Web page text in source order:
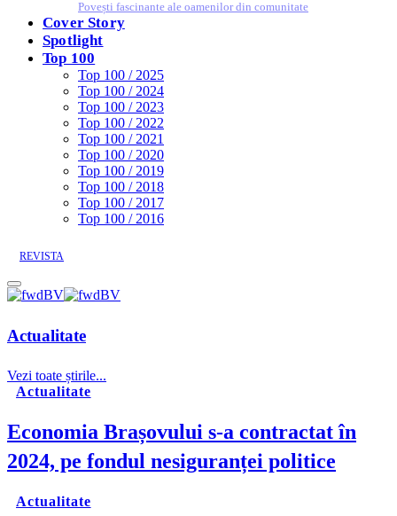
Povești fascinante ale oamenilor din comunitate
Cover Story
Spotlight
Top 100
Top 100 / 2025
Top 100 / 2024
Top 100 / 2023
Top 100 / 2022
Top 100 / 2021
Top 100 / 2020
Top 100 / 2019
Top 100 / 2018
Top 100 / 2017
Top 100 / 2016
REVISTA
Actualitate
Vezi toate știrile...
Actualitate
Economia Brașovului s-a contractat în
2024, pe fondul nesiguranței politice
Actualitate